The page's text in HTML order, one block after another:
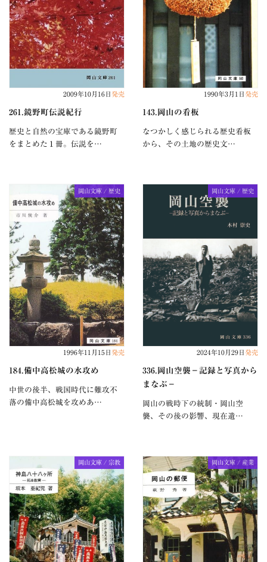
2009年10月16日 発売
261.鏡野町伝説紀行
歴史と自然の宝庫である鏡野町
をまとめた１冊。伝説を…
1990年3月1日 発売
143.岡山の看板
なつかしく感じられる歴史看板
から、その土地の歴史文…
岡山文庫 / 歴史
1996年11月15日 発売
184.備中高松城の水攻め
中世の後半、戦国時代に難攻不
落の備中高松城を攻めあ…
岡山文庫 / 歴史
2024年10月29日 発売
336.岡山空襲−記録と写真から
まなぶ−
岡山の戦時下の統制・岡山空
襲、その後の影響、現在遺…
岡山文庫 / 宗教 岡山文庫 / 産業